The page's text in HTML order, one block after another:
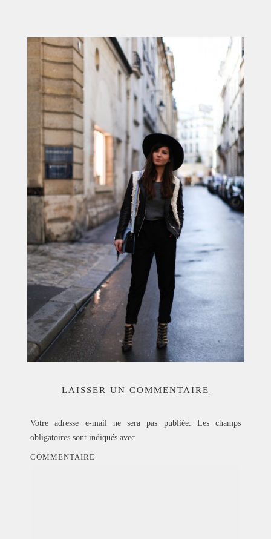
VOYAGES
LOOKBOOK
RECHERCHE
ARCHIVES
LAISSER UN COMMENTAIRE
Votre adresse e-mail ne sera pas publiée.
Les champs
obligatoires sont indiqués avec
COMMENTAIRE